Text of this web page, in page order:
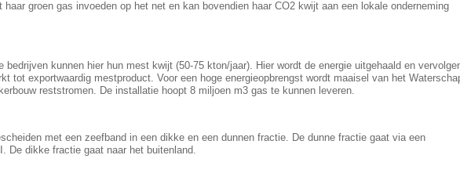
groen gas invoeden op het net en kan bovendien haar CO2 kwijt aan een lokale onderneming
bedrijven kunnen hier hun mest kwijt (50-75 kton/jaar). Hier wordt de energie uitgehaald en
tot exportwaardig mestproduct. Voor een hoge energieopbrengst wordt maaisel van het
reststromen. De installatie hoopt 8 miljoen m3 gas te kunnen leveren.
met een zeefband in een dikke en een dunnen fractie. De dunne fractie gaat via een
De dikke fractie gaat naar het buitenland.